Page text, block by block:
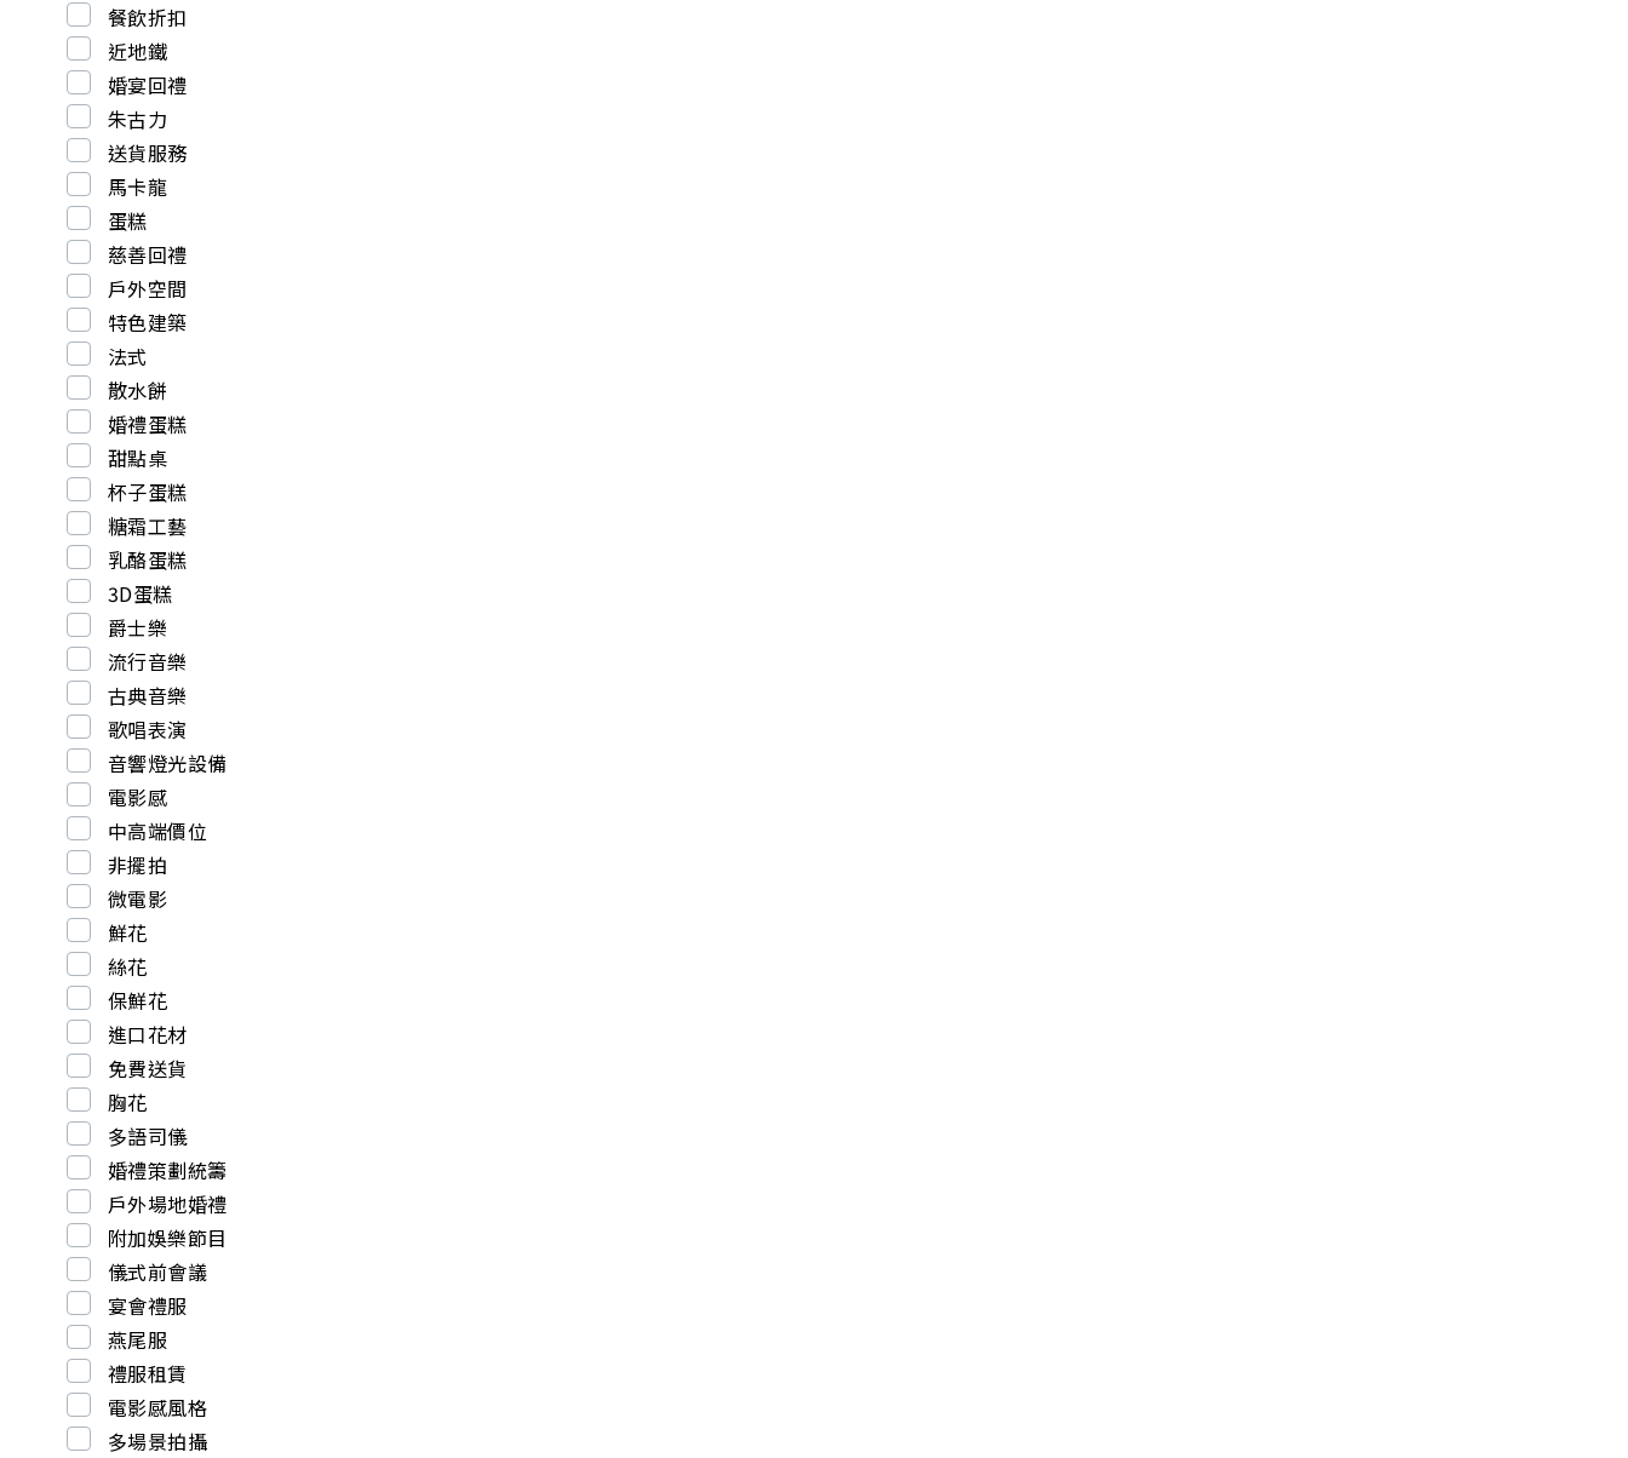
餐飲折扣
近地鐵
婚宴回禮
朱古力
送貨服務
馬卡龍
蛋糕
慈善回禮
戶外空間
特色建築
法式
散水餅
婚禮蛋糕
甜點桌
杯子蛋糕
糖霜工藝
乳酪蛋糕
3D蛋糕
爵士樂
流行音樂
古典音樂
歌唱表演
音響燈光設備
電影感
中高端價位
非擺拍
微電影
鮮花
絲花
保鮮花
進口花材
免費送貨
胸花
多語司儀
婚禮策劃統籌
戶外場地婚禮
附加娛樂節目
儀式前會議
宴會禮服
燕尾服
禮服租賃
電影感風格
多場景拍攝